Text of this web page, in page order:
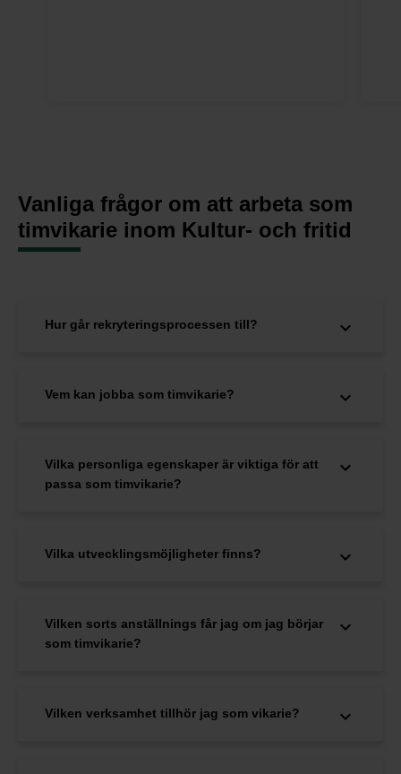
Vanliga frågor om att arbeta som
timvikarie inom Kultur- och fritid
Hur går rekryteringsprocessen till?
Vem kan jobba som timvikarie?
Vilka personliga egenskaper är viktiga för att
passa som timvikarie?
Vilka utvecklingsmöjligheter finns?
Vilken sorts anställnings får jag om jag börjar
som timvikarie?
Vilken verksamhet tillhör jag som vikarie?